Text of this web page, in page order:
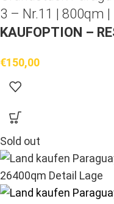
3 – Nr.11 | 800qm |
KAUFOPTION –
€150,00
Sold out